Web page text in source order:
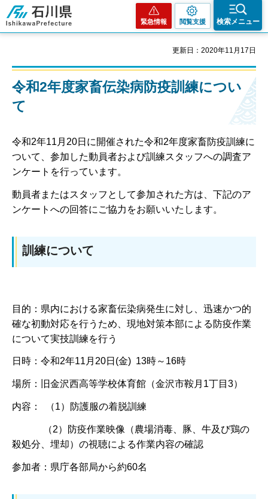
石川県
緊急情報 閲覧支援 検索メニュー
更新日：2020年11月17日
令和2年度家畜伝染病防疫訓練につい
て
令和2年11月20日に開催された令和2年度家畜防疫訓練に
ついて、参加した動員者および訓練スタッフへの調査ア
ンケートを行っています。
動員者またはスタッフとして参加された方は、下記のア
ンケートへの回答にご協力をお願いいたします。
訓練について
目的：県内における家畜伝染病発生に対し、迅速かつ的
確な初動対応を行うため、現地対策本部による防疫作業
について実技訓練を行う
日時：令和2年11月20日(金) 13時～16時
場所：旧金沢西高等学校体育館（金沢市鞍月1丁目3）
内容： （1）防護服の着脱訓練
（2）防疫作業映像（農場消毒、豚、牛及び鶏の
殺処分、埋却）の視聴による作業内容の確認
参加者：県庁各部局から約60名